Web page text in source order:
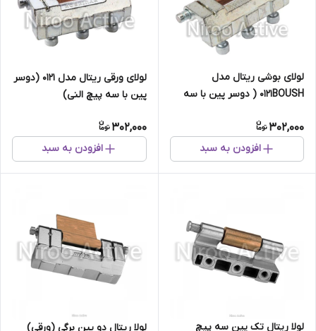
لولای بوشی ریتال مدل
۰۱۲۱BOUSH ( دوسر پین با سه
302,000
افزودن به سبد
لولای ورقی ریتال مدل ۰۱۲۱ (دوسر
پین با سه پیچ النی)
302,000
افزودن به سبد
لولا ریتال تک پین سه پیچ
لولا ریتال دو پین برگی (ورقی)